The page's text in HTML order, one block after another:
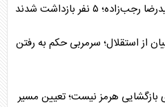
۵ نفر بازداشت شدند
از استقلال؛ سرمربی حکم به رفتن
بازگشایی هرمز نیست؛ تعیین مسیر